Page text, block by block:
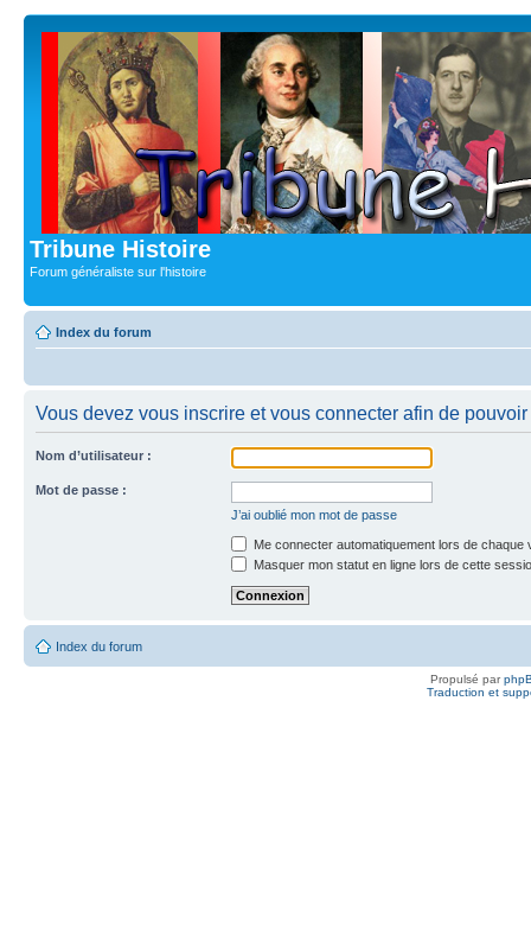
Tribune Histoire
Forum généraliste sur l'histoire
Index du forum
Vous devez vous inscrire et vous connecter afin de
Nom d’utilisateur :
Mot de passe :
J’ai oublié mon mot de passe
Me connecter automatiquement lors de chaque
Masquer mon statut en ligne lors de cette
Index du forum
Propulsé par
Traduction et